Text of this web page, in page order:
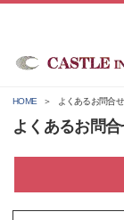
HOME よくあるお問合せ
よくあるお問合